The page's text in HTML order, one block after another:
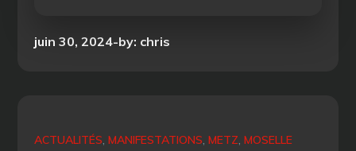
Posted
juin 30, 2024 by: chris
ACTUALITÉS MANIFESTATIONS METZ MOSELLE